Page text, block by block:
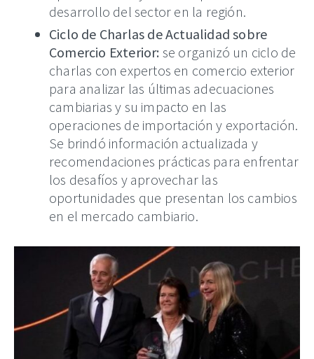
desarrollo del sector en la región.
Ciclo de Charlas de Actualidad sobre
Comercio Exterior: se organizó un ciclo de
charlas con expertos en comercio exterior
para analizar las últimas adecuaciones
cambiarias y su impacto en las
operaciones de importación y exportación.
Se brindó información actualizada y
recomendaciones prácticas para enfrentar
los desafíos y aprovechar las
oportunidades que presentan los cambios
en el mercado cambiario.